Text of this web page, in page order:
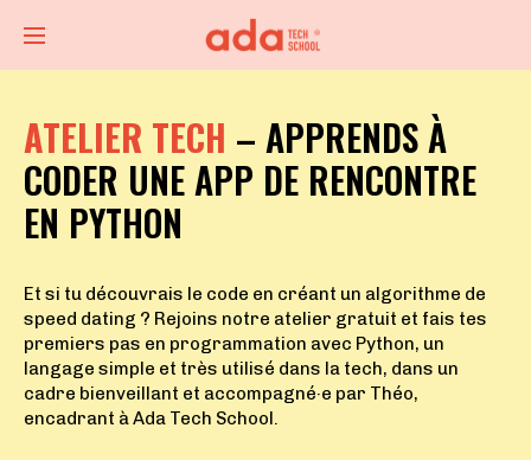
ATELIER TECH – APPRENDS À
CODER UNE APP DE RENCONTRE
EN PYTHON
Et si tu découvrais le code en créant un algorithme de
speed dating ? Rejoins notre atelier gratuit et fais tes
premiers pas en programmation avec Python, un
langage simple et très utilisé dans la tech, dans un
cadre bienveillant et accompagné·e par Théo,
encadrant à Ada Tech School.